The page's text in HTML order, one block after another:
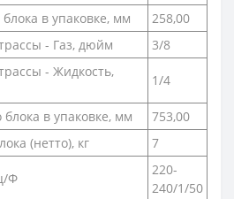
в упаковке, мм
258,00
- Газ, дюйм
3/8
- Жидкость,
1/4
в упаковке, мм
753,00
(нетто), кг
7
Ф
220-
240/1/50